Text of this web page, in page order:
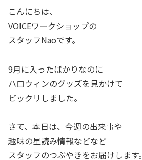
こんにちは、
VOICEワークショップの
スタッフNaoです。
9月に入ったばかりなのに
ハロウィンのグッズを見かけて
ビックリしました。
さて、本日は、今週の出来事や
趣味の星読み情報などなど
スタッフのつぶやきをお届けします。